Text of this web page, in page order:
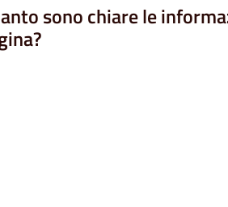
sono chiare le